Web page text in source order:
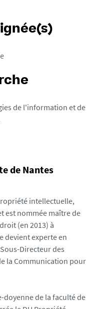
de l'information et de
de Nantes
intellectuelle,
est nommée maître de
(en 2013) à
devient experte en
Directeur des
la Communication pour
doyenne de la faculté de